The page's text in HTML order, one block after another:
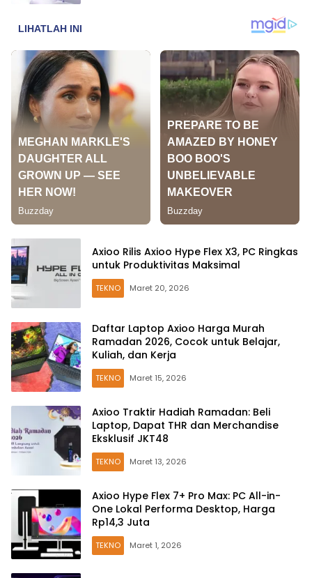
Axioo Rilis Axioo Hype Flex X3, PC Ringkas
untuk Produktivitas Maksimal
TEKNO Maret 20, 2026
Daftar Laptop Axioo Harga Murah
Ramadan 2026, Cocok untuk Belajar,
Kuliah, dan Kerja
TEKNO Maret 15, 2026
Axioo Traktir Hadiah Ramadan: Beli
Laptop, Dapat THR dan Merchandise
Eksklusif JKT48
TEKNO Maret 13, 2026
Axioo Hype Flex 7+ Pro Max: PC All-in-
One Lokal Performa Desktop, Harga
Rp14,3 Juta
TEKNO Maret 1, 2026